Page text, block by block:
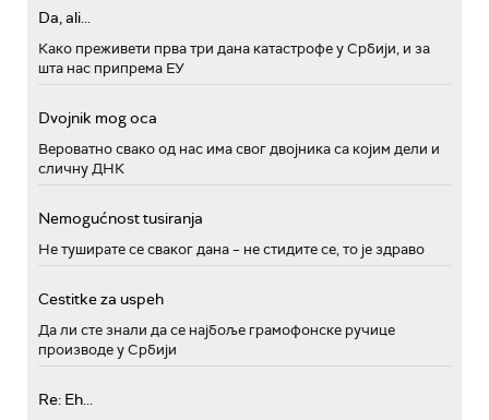
Da, ali...
Како преживети прва три дана катастрофе у Србији, и за
шта нас припрема ЕУ
Dvojnik mog oca
Вероватно свако од нас има свог двојника са којим дели и
сличну ДНК
Nemogućnost tusiranja
Не туширате се сваког дана – не стидите се, то је здраво
Cestitke za uspeh
Да ли сте знали да се најбоље грамофонске ручице
производе у Србији
Re: Eh...